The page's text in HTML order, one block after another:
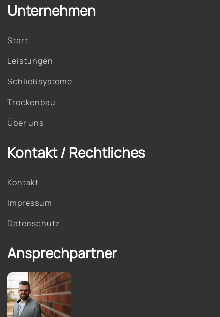
Unternehmen
Start
Leistungen
Schließsysteme
Trockenbau
Über uns
Kontakt / Rechtliches
Kontakt
Impressum
Datenschutz
Ansprechpartner